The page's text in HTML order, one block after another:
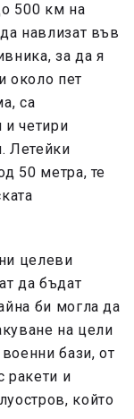
500 км на
навлизат във
за да я
около пет
са
и четири
Летейки
50 метра, те
целеви
да бъдат
би могла да
на цели
бази, от
ракети и
който